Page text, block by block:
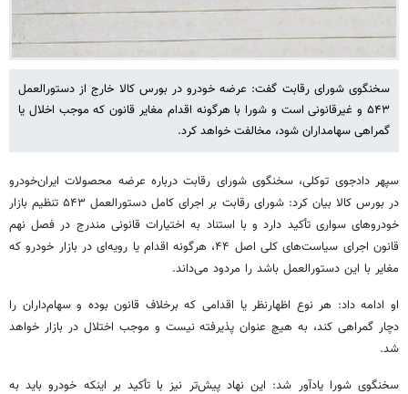
سخنگوی شورای رقابت گفت: عرضه خودرو در بورس کالا خارج از دستورالعمل
۵۴۳ و غیرقانونی است و شورا با هرگونه اقدام مغایر قانون که موجب اخلال یا
گمراهی سهامداران شود، مخالفت خواهد کرد.
سپهر دادجوی توکلی، سخنگوی شورای رقابت درباره عرضه محصولات ایران‌خودرو
در بورس کالا بیان کرد: شورای رقابت بر اجرای کامل دستورالعمل ۵۴۳ تنظیم بازار
خودروهای سواری تأکید دارد و با استناد به اختیارات قانونی مندرج در فصل نهم
قانون اجرای سیاست‌های کلی اصل ۴۴، هرگونه اقدام یا رویه‌ای در بازار خودرو که
مغایر با این دستورالعمل باشد را مردود می‌داند.
او ادامه داد: هر نوع اظهارنظر یا اقدامی که برخلاف قانون بوده و سهام‌داران را
دچار گمراهی کند، به هیچ عنوان پذیرفته نیست و موجب اختلال در بازار خواهد
شد.
سخنگوی شورا یادآور شد: این نهاد پیش‌تر نیز با تأکید بر اینکه خودرو باید به